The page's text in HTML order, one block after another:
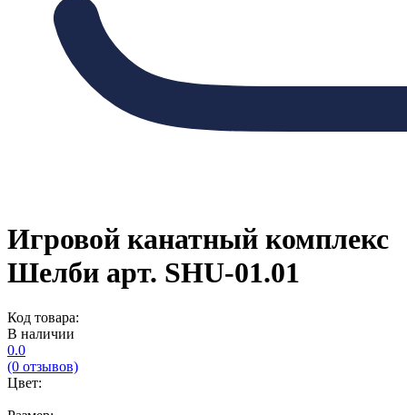
Игровой канатный комплекс
Шелби арт. SHU-01.01
Код товара:
В наличии
0.0
(0 отзывов)
Цвет: